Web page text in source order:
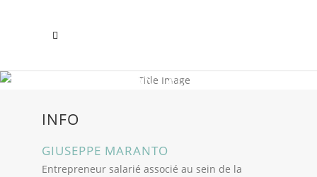
CONTACT
INFO
GIUSEPPE MARANTO
Entrepreneur salarié associé au sein de la